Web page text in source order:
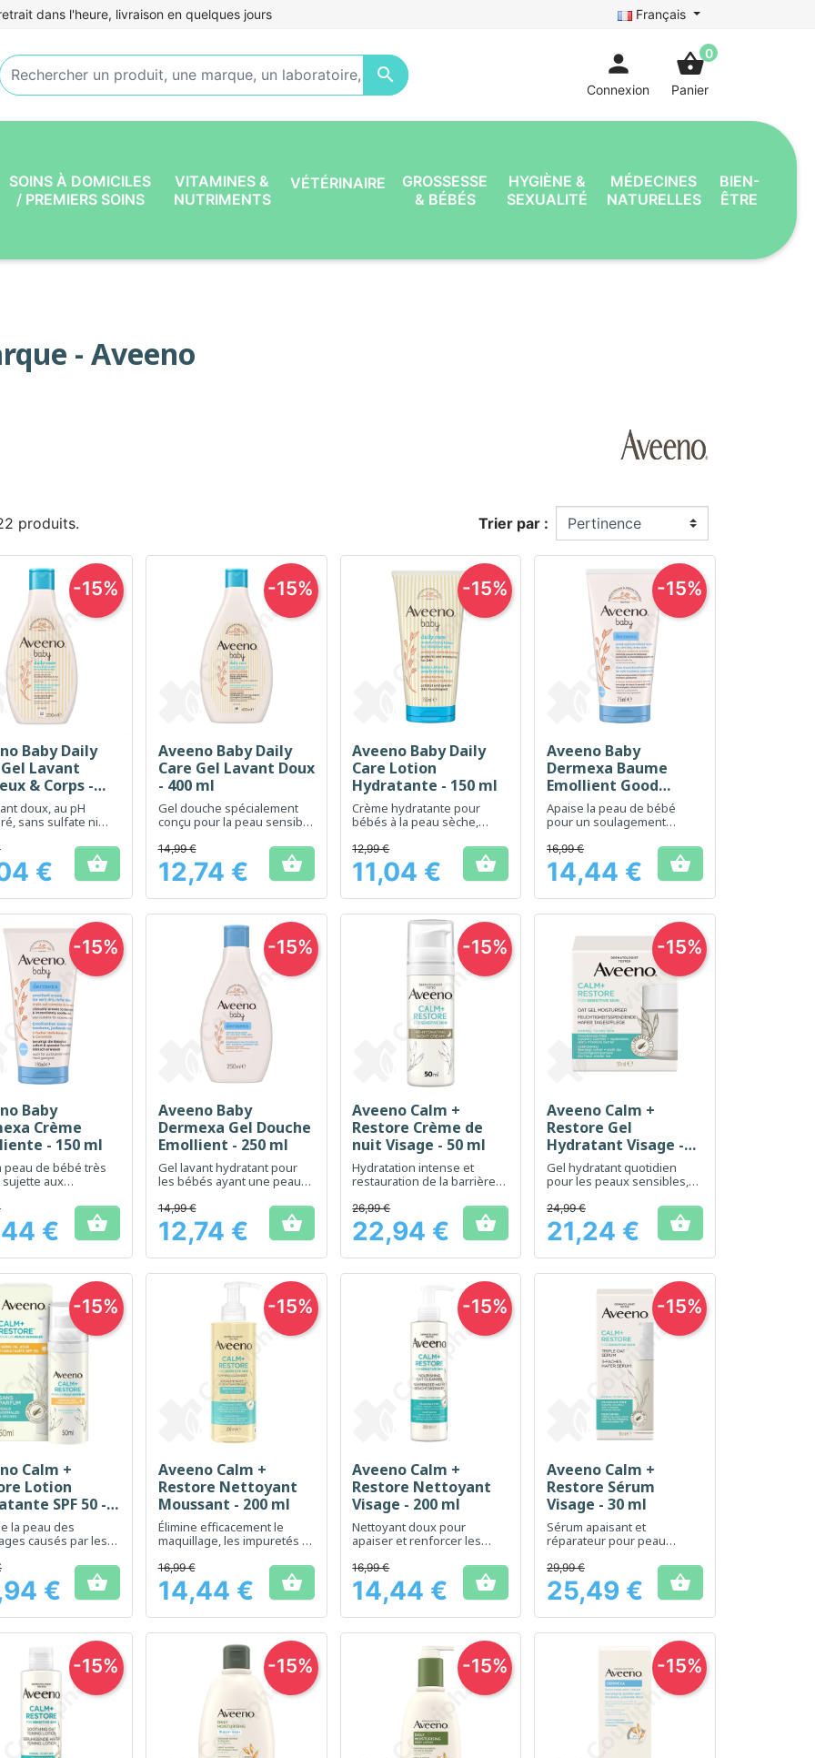
dans l'heure, livraison en quelques jours Français
 person
Connexion
shopping_basket0
Panier
SOINS À DOMICILES
/ PREMIERS SOINS
VITAMINES &
NUTRIMENTS
VÉTÉRINAIRE
GROSSESSE
& BÉBÉS
HYGIÈNE &
SEXUALITÉ
MÉDECINES
NATURELLES
BIEN-
ÊTRE
- Aveeno
produits. Trier par :
Aperçu rapide
Baby Daily
Lavant
& Corps -
doux, au pH
sans sulfate ni
€ 
-15%
Aperçu rapide
Aveeno Baby Daily
Care Gel Lavant Doux
- 400 ml
Gel douche spécialement
conçu pour la peau sensible
Prix
14,99 €
12,74 € 
-15%
Aperçu rapide
Aveeno Baby Daily
Care Lotion
Hydratante - 150 ml
Crème hydratante pour
bébés à la peau sèche,
l'eczéma, adaptée au corps
et au visage.
Prix
12,99 €
11,04 € 
-15%
Aperçu rapide
Aveeno Baby
Dermexa Baume
Emollient Good
Night - 75 ml
Apaise la peau de bébé
pour un soulagement
sécheresse.
Prix
16,99 €
14,44 € 
-15%
Aperçu rapide
Baby
Crème
- 150 ml
peau de bébé très
sujette aux
atopique.
€ 
-15%
Aperçu rapide
Aveeno Baby
Dermexa Gel Douche
Emollient - 250 ml
Gel lavant hydratant pour
les bébés ayant une peau
démangeaisons et
irritations.
Prix
14,99 €
12,74 € 
-15%
Aperçu rapide
Aveeno Calm +
Restore Crème de
nuit Visage - 50 ml
Hydratation intense et
restauration de la barrière
sensibles
Prix
26,99 €
22,94 € 
-15%
Aperçu rapide
Aveeno Calm +
Restore Gel
Hydratant Visage -
50 ml
Gel hydratant quotidien
pour les peaux sensibles,
restaurer la barrière
cutanée
Prix
24,99 €
21,24 € 
-15%
Aperçu rapide
Calm +
Lotion
SPF 50 -
la peau des
causés par les
€ 
-15%
Aperçu rapide
Aveeno Calm +
Restore Nettoyant
Moussant - 200 ml
Élimine efficacement le
maquillage, les impuretés et
Prix
16,99 €
14,44 € 
-15%
Aperçu rapide
Aveeno Calm +
Restore Nettoyant
Visage - 200 ml
Nettoyant doux pour
apaiser et renforcer les
Prix
16,99 €
14,44 € 
-15%
Aperçu rapide
Aveeno Calm +
Restore Sérum
Visage - 30 ml
Sérum apaisant et
réparateur pour peau
Prix
29,99 €
25,49 € 
-15%
-15% -15% -15% -15%